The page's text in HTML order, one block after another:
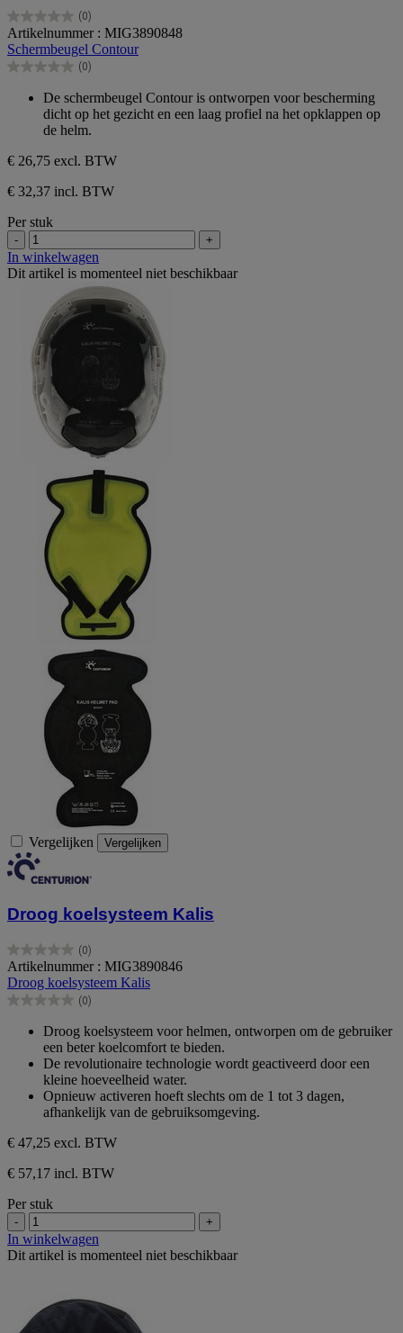
(0)
0.0
van
de
5
Artikelnummer : MIG3890848
Schermbeugel Contour
(0)
0.0
sterren.
De schermbeugel Contour is ontworpen voor bescherming
dicht op het gezicht en een laag profiel na het opklappen op
de helm.
€ 26,75 excl. BTW
€ 32,37 incl. BTW
Per stuk
- +
In winkelwagen
Dit artikel is momenteel niet beschikbaar
Vergelijken Vergelijken
Droog koelsysteem Kalis
(0)
0.0
van
de
5
Artikelnummer : MIG3890846
Droog koelsysteem Kalis
(0)
0.0
sterren.
Droog koelsysteem voor helmen, ontworpen om de gebruiker
een beter koelcomfort te bieden.
De revolutionaire technologie wordt geactiveerd door een
kleine hoeveelheid water.
Opnieuw activeren hoeft slechts om de 1 tot 3 dagen,
afhankelijk van de gebruiksomgeving.
€ 47,25 excl. BTW
€ 57,17 incl. BTW
Per stuk
- +
In winkelwagen
Dit artikel is momenteel niet beschikbaar